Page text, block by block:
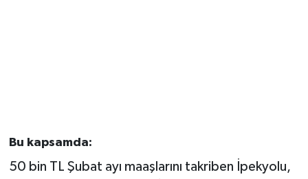
Bu kapsamda:
50 bin TL Şubat ayı maaşlarını takriben İpekyolu,